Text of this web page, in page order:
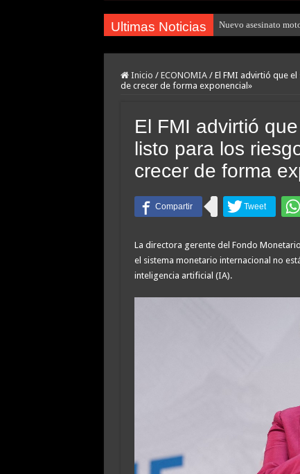
Ultimas Noticias Nuevo asesinato
Inicio / ECONOMIA / El FMI advirtió que
de crecer de forma exponencial»
El FMI advirtió
listo para los
crecer de forma
La directora gerente del Fondo
el sistema monetario internacional no
inteligencia artificial (IA).